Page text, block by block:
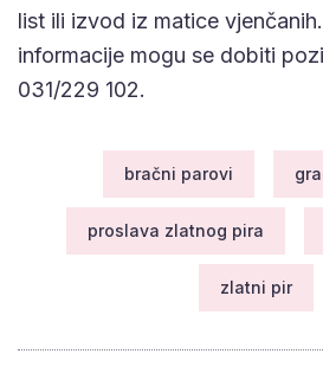
list ili izvod iz matice
informacije mogu se dobiti
031/229 102.
bračni parovi
proslava zlatnog pira
zlatni pir